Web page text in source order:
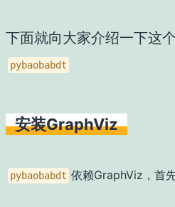
下面就向大家介绍一下
pybaobabdt
安装GraphViz
pybaobabdt 依赖GraphViz，首